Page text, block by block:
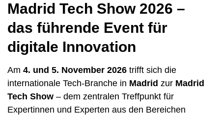
Madrid Tech Show 2026 –
das führende Event für
digitale Innovation
Am 4. und 5. November 2026 trifft sich die
internationale Tech-Branche in Madrid zur Madrid
Tech Show – dem zentralen Treffpunkt für
Expertinnen und Experten aus den Bereichen